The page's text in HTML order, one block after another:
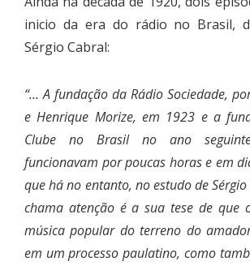
inicio da era do rádio no Brasil,
Sérgio Cabral:
“… A fundação da Rádio Sociedade,
e Henrique Morize, em 1923 e a
Clube no Brasil no ano
funcionavam por poucas horas e em
que há no entanto, no estudo de
chama atenção é a sua tese de que
música popular do terreno do
em um processo paulatino, como